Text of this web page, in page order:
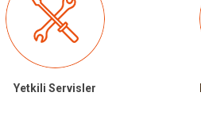
Yetkili Servisler